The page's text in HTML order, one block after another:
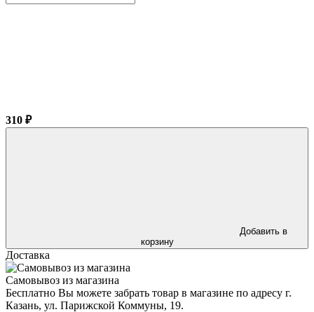
310 ₽
Добавить в
корзину
Доставка
Самовывоз из магазина
Бесплатно Вы можете забрать товар в магазине по адресу г.
Казань, ул. Парижской Коммуны, 19.